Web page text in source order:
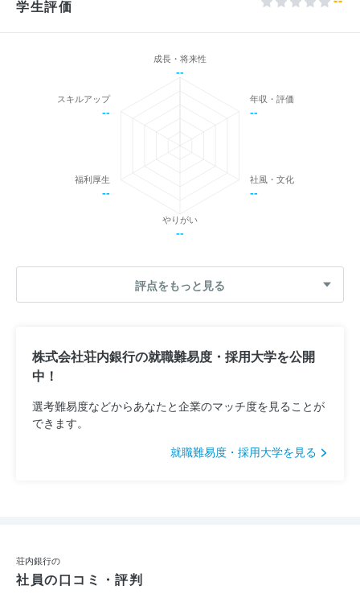
学生評価
成長・将来性
--
年収・評価
--
社風・文化
--
やりがい
--
福利厚生
--
スキルアップ
--
評点をもっと見る
株式会社荘内銀行の就職難易度・採用大学を公開
中！
選考難易度などからあなたと企業のマッチ度を見ることが
できます。
就職難易度・採用大学を見る
荘内銀行の
社員の口コミ・評判